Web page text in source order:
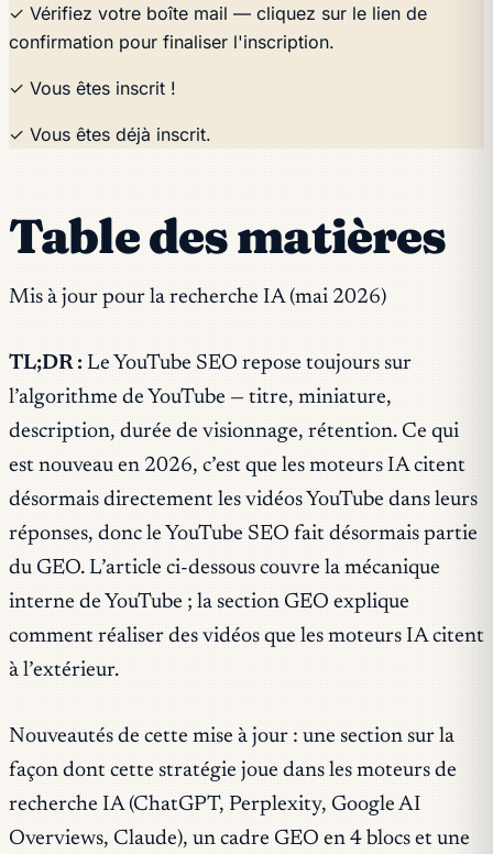
✓ Vérifiez votre boîte mail — cliquez sur le lien de
confirmation pour finaliser l'inscription.
✓ Vous êtes inscrit !
✓ Vous êtes déjà inscrit.
Table des matières
Mis à jour pour la recherche IA (mai 2026)
TL;DR : Le YouTube SEO repose toujours sur
l’algorithme de YouTube — titre, miniature,
description, durée de visionnage, rétention. Ce qui
est nouveau en 2026, c’est que les moteurs IA citent
désormais directement les vidéos YouTube dans leurs
réponses, donc le YouTube SEO fait désormais partie
du GEO. L’article ci-dessous couvre la mécanique
interne de YouTube ; la section GEO explique
comment réaliser des vidéos que les moteurs IA citent
à l’extérieur.
Nouveautés de cette mise à jour : une section sur la
façon dont cette stratégie joue dans les moteurs de
recherche IA (ChatGPT, Perplexity, Google AI
Overviews, Claude), un cadre GEO en 4 blocs et une